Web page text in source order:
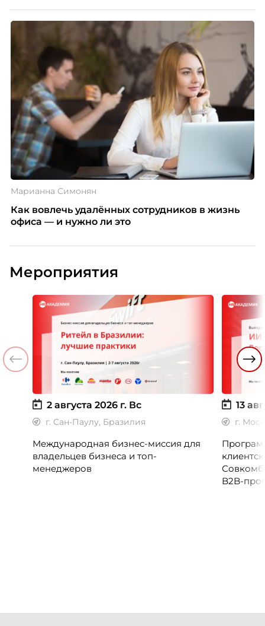
Марианна Симонян
Как вовлечь удалённых сотрудников в жизнь
офиса — и нужно ли это
Мероприятия
2 августа 2026 г. Вс
г. Сан-Паулу, Бразилия
Международная бизнес-миссия для
владельцев бизнеса и топ-
менеджеров
13
г.
B2B-